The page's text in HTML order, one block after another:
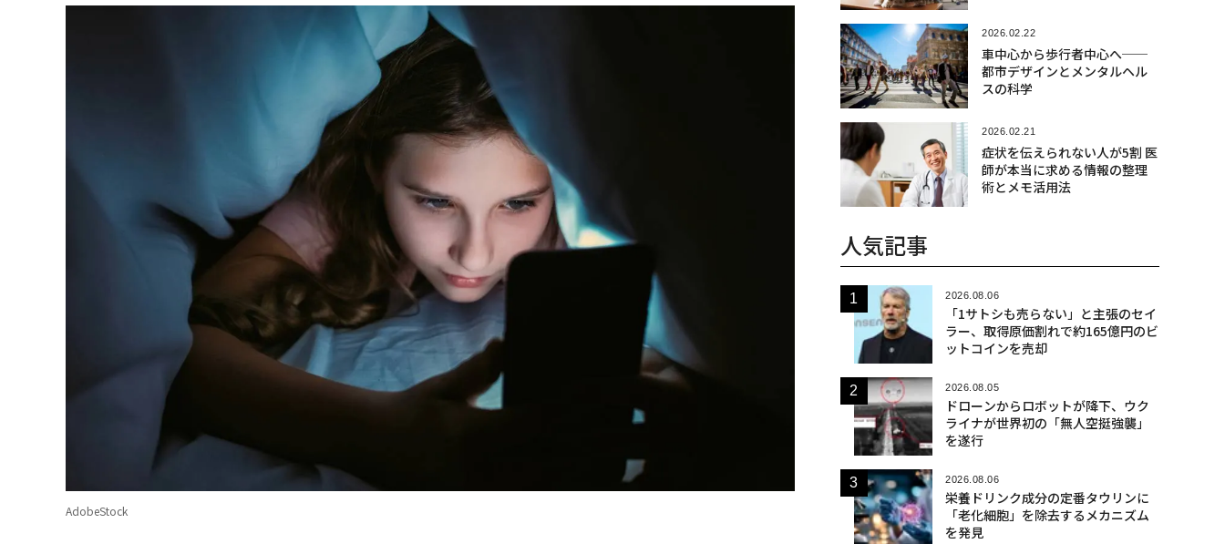
AdobeStock
2026.02.22
車中心から歩行者中心へ──
都市デザインとメンタルヘル
スの科学
2026.02.21
症状を伝えられない人が5割 医
師が本当に求める情報の整理
術とメモ活用法
人気記事
2026.08.06
「1サトシも売らない」と主張のセイ
ラー、取得原価割れで約165億円のビ
ットコインを売却
2026.08.05
ドローンからロボットが降下、ウク
ライナが世界初の「無人空挺強襲」
を遂行
2026.08.06
栄養ドリンク成分の定番タウリンに
「老化細胞」を除去するメカニズム
を発見